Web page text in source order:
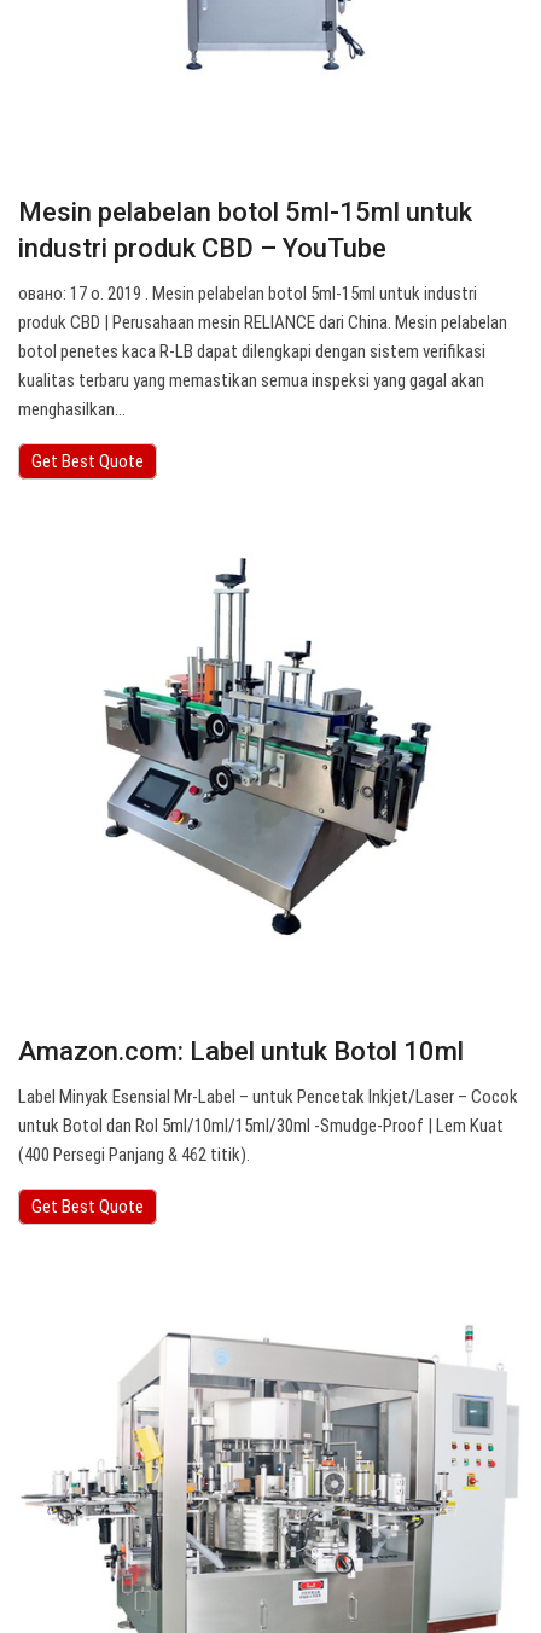
Mesin pelabelan botol 5ml-15ml untuk
industri produk CBD – YouTube
овано: 17 о. 2019 . Mesin pelabelan botol 5ml-15ml untuk industri
produk CBD | Perusahaan mesin RELIANCE dari China. Mesin pelabelan
botol penetes kaca R-LB dapat dilengkapi dengan sistem verifikasi
kualitas terbaru yang memastikan semua inspeksi yang gagal akan
menghasilkan…
Get Best Quote
Amazon.com: Label untuk Botol 10ml
Label Minyak Esensial Mr-Label – untuk Pencetak Inkjet/Laser – Cocok
untuk Botol dan Rol 5ml/10ml/15ml/30ml -Smudge-Proof | Lem Kuat
(400 Persegi Panjang & 462 titik).
Get Best Quote